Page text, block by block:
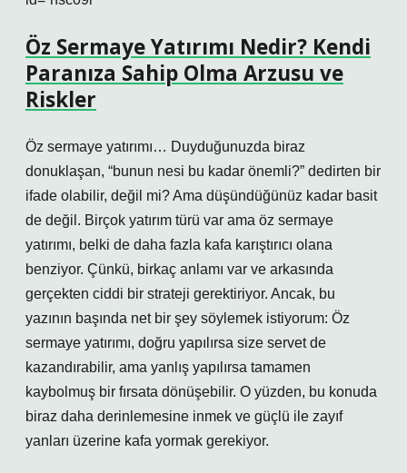
Öz Sermaye Yatırımı Nedir? Kendi
Paranıza Sahip Olma Arzusu ve
Riskler
Öz sermaye yatırımı… Duyduğunuzda biraz
donuklaşan, “bunun nesi bu kadar önemli?” dedirten bir
ifade olabilir, değil mi? Ama düşündüğünüz kadar basit
de değil. Birçok yatırım türü var ama öz sermaye
yatırımı, belki de daha fazla kafa karıştırıcı olana
benziyor. Çünkü, birkaç anlamı var ve arkasında
gerçekten ciddi bir strateji gerektiriyor. Ancak, bu
yazının başında net bir şey söylemek istiyorum: Öz
sermaye yatırımı, doğru yapılırsa size servet de
kazandırabilir, ama yanlış yapılırsa tamamen
kaybolmuş bir fırsata dönüşebilir. O yüzden, bu konuda
biraz daha derinlemesine inmek ve güçlü ile zayıf
yanları üzerine kafa yormak gerekiyor.